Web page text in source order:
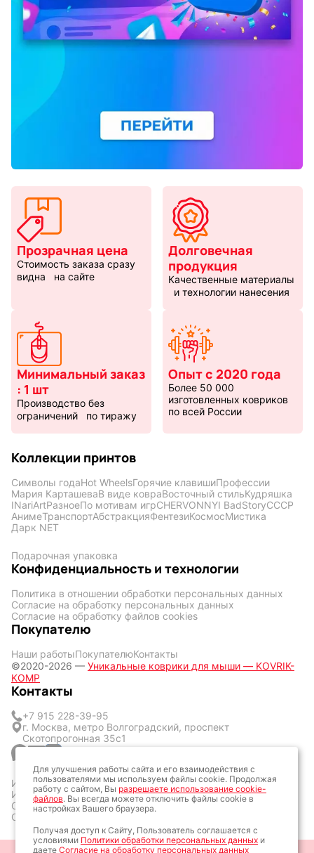
Прозрачная цена
Стоимость заказа сразу
видна на сайте
Долговечная
продукция
Качественные материалы
и технологии нанесения
Минимальный заказ
: 1 шт
Производство без
ограничений по тиражу
Опыт с 2020 года
Более 50 000
изготовленных ковриков
по всей России
Коллекции принтов
Символы годаHot WheelsГорячие клавишиПрофессии
Мария КарташеваВ виде ковраВосточный стильКудряшка
INariArtРазноеПо мотивам игрCHERVONNYI BadStoryСССР
АнимеТранспортАбстракцияФентезиКосмосМистика
Дарк NET
Подарочная упаковка
Конфиденциальность и технологии
Политика в отношении обработки персональных данных
Согласие на обработку персональных данных
Согласие на обработку файлов cookies
Покупателю
Наши работыПокупателюКонтакты
©2020-2026 — Уникальные коврики для мыши — KOVRIK-
KOMP
Контакты
+7 915 228-39-95
г. Москва, метро Волгоградский, проспект
Скотопрогонная 35с1
ИП Кличук Оксана Сергеевна
ИНН: 773428377057
ОГРН: 323774600160161
ОКТМО: 45387000
Разработка сайта: Алексей Колпаков
Для улучшения работы сайта и его взаимодействия с
пользователями мы используем файлы cookie. Продолжая
работу с сайтом, Вы разрешаете использование cookie-
файлов. Вы всегда можете отключить файлы cookie в
настройках Вашего браузера.
Получая доступ к Сайту, Пользователь соглашается с
условиями Политики обработки персональных данных и
даетеСогласие на обработку персональных данных